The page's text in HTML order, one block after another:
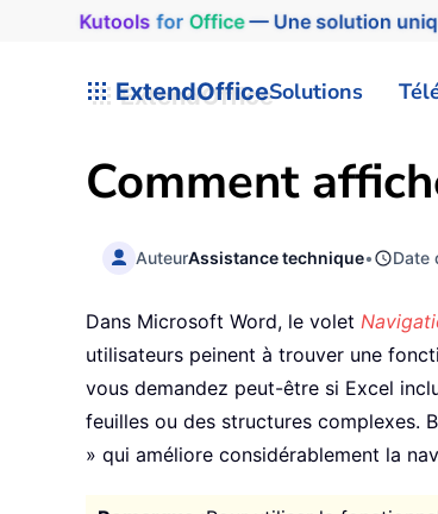
Kutools for Office— Une solution
ExtendOfficeSolutions
Comment
AuteurAssistance technique• Date
Dans Microsoft Word, le volet
utilisateurs peinent à trouver une
vous demandez peut-être si Excel
feuilles ou des structures complexes.
» qui améliore considérablement la